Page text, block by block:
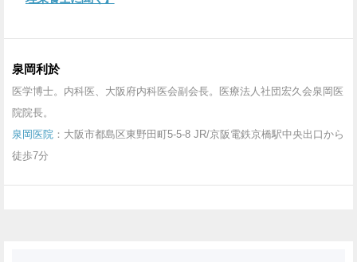
泉岡利於
医学博士。内科医、大阪府内科医会副会長。医療法人社団宏久会泉岡医
院院長。
泉岡医院 ：大阪市都島区東野田町5-5-8 JR/京阪電鉄京橋駅中央出口から
徒歩7分